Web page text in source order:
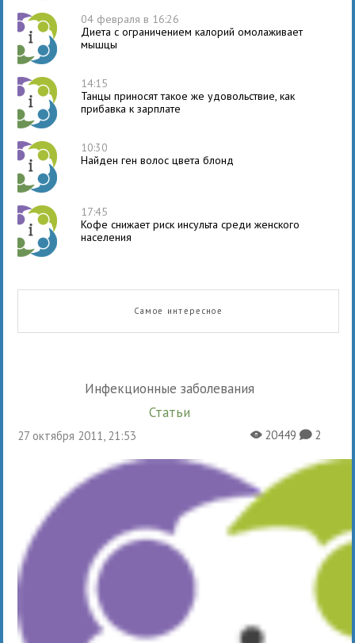
04 февраля в 16:26
Диета с ограничением калорий омолаживает
мышцы
14:15
Танцы приносят такое же удовольствие, как
прибавка к зарплате
10:30
Найден ген волос цвета блонд
17:45
Кофе снижает риск инсульта среди женского
населения
Самое интересное
Инфекционные заболевания
Статьи
27 октября 2011, 21:53 X20449K2